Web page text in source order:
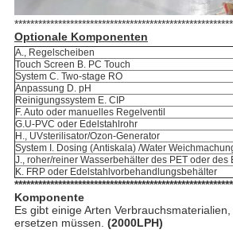
Optionale Komponenten
A., Regelscheiben
Touch Screen B. PC Touch
System C. Two-stage RO
Anpassung D. pH
Reinigungssystem E. CIP
F. Auto oder manuelles Regelventil
G.U-PVC oder Edelstahlrohr
H., UVsterilisator/Ozon-Generator
System I. Dosing (Antiskala) /Water
J., roher/reiner Wasserbehälter des PET oder des
K. FRP oder Edelstahlvorbehandlungsbehälter
Komponente
Es gibt einige Arten
ersetzen müssen. (2000LPH)